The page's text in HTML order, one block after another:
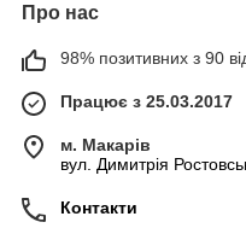
Про нас
98% позитивних з 90
Працює з 25.03.2017
м. Макарів
вул. Димитрія
Контакти